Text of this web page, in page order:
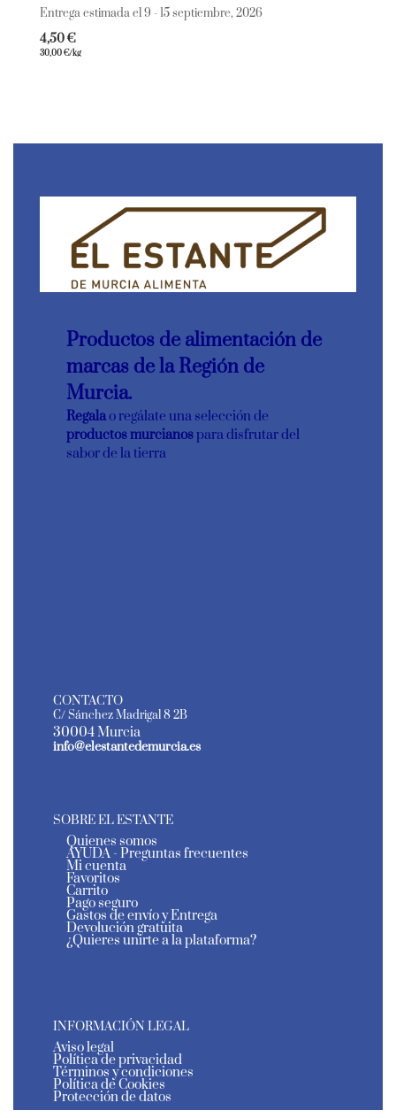
Entrega estimada el 9 - 15 septiembre, 2026
4,50€
30,00€/kg
Productos de alimentación de
marcas de la Región de
Murcia.
Regalao regálate una selección de
productos murcianospara disfrutar del
sabor de la tierra
CONTACTO
C/ Sánchez Madrigal 8 2B
30004 Murcia
info@elestantedemurcia.es
SOBRE EL ESTANTE
Quienes somos
AYUDA - Preguntas frecuentes
Mi cuenta
Favoritos
Carrito
Pago seguro
Gastos de envío y Entrega
Devolución gratuita
¿Quieres unirte a la plataforma?
INFORMACIÓN LEGAL
Aviso legal
Política de privacidad
Términos y condiciones
Política de Cookies
Protección de datos